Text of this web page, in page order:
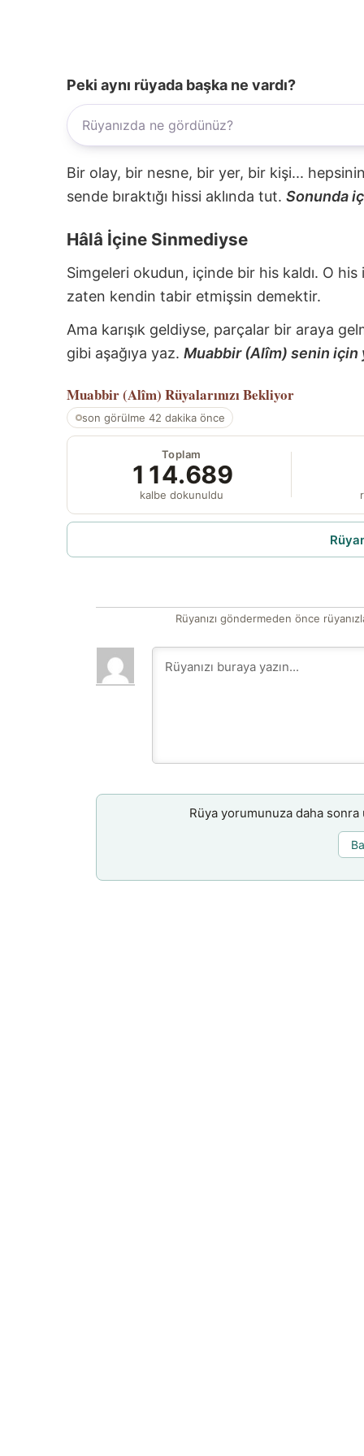
Peki aynı rüyada başka ne vardı?
Bir olay, bir nesne, bir yer, bir kişi...
sende bıraktığı hissi aklında tut. Sonunda
Hâlâ İçine Sinmediyse
Simgeleri okudun, içinde bir his kaldı. O
zaten kendin tabir etmişsin demektir.
Ama karışık geldiyse, parçalar bir araya
gibi aşağıya yaz. Muabbir (Alîm) senin için
Muabbir (Alîm) Rüyalarınızı Bekliyor
son görülme 42 dakika önce
Toplam
114.689
kalbe dokunuldu
Rüyanızı göndermeden önce
Rüya yorumunuza daha